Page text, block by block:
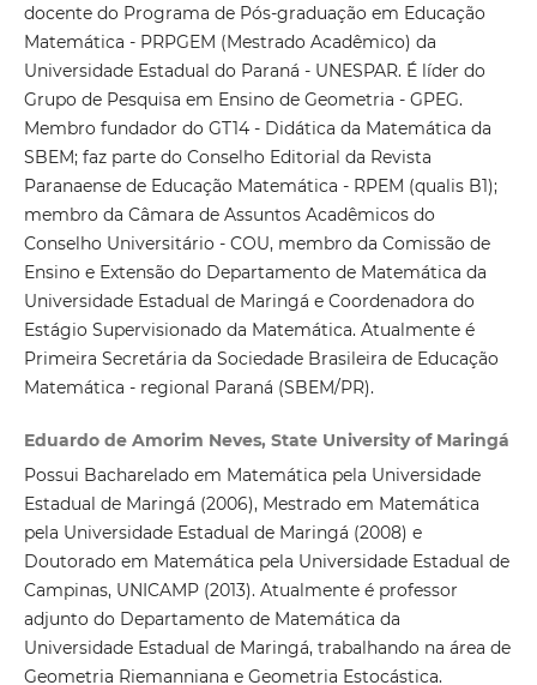
docente do Programa de Pós-graduação em Educação
Matemática - PRPGEM (Mestrado Acadêmico) da
Universidade Estadual do Paraná - UNESPAR. É líder do
Grupo de Pesquisa em Ensino de Geometria - GPEG.
Membro fundador do GT14 - Didática da Matemática da
SBEM; faz parte do Conselho Editorial da Revista
Paranaense de Educação Matemática - RPEM (qualis B1);
membro da Câmara de Assuntos Acadêmicos do
Conselho Universitário - COU, membro da Comissão de
Ensino e Extensão do Departamento de Matemática da
Universidade Estadual de Maringá e Coordenadora do
Estágio Supervisionado da Matemática. Atualmente é
Primeira Secretária da Sociedade Brasileira de Educação
Matemática - regional Paraná (SBEM/PR).
Eduardo de Amorim Neves, State University of Maringá
Possui Bacharelado em Matemática pela Universidade
Estadual de Maringá (2006), Mestrado em Matemática
pela Universidade Estadual de Maringá (2008) e
Doutorado em Matemática pela Universidade Estadual de
Campinas, UNICAMP (2013). Atualmente é professor
adjunto do Departamento de Matemática da
Universidade Estadual de Maringá, trabalhando na área de
Geometria Riemanniana e Geometria Estocástica.